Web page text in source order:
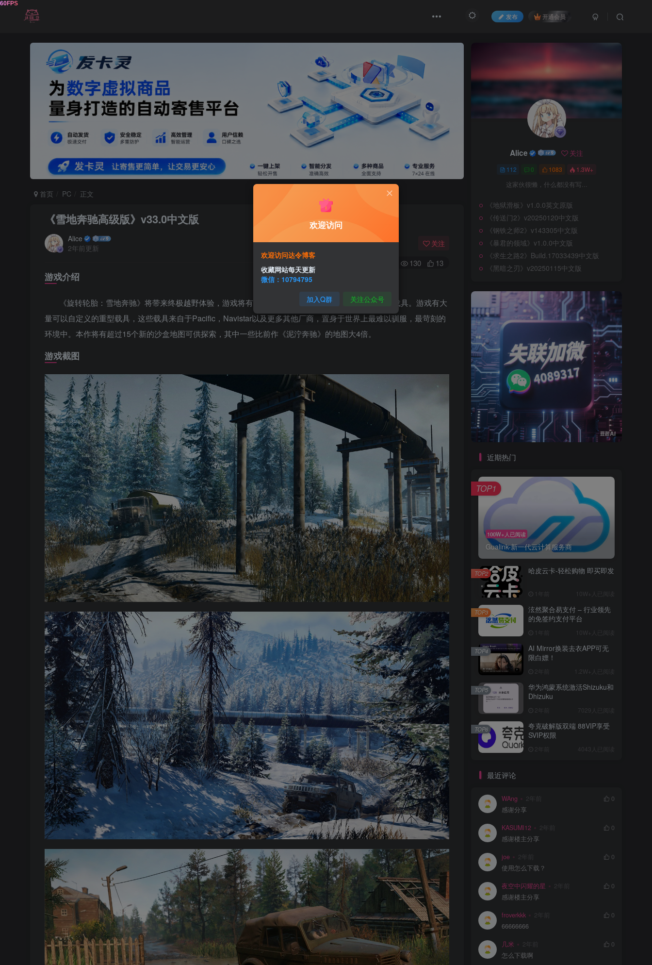
发布 开通会员
首页 PC 正文
《雪地奔驰高级版》v33.0中文版
Alice
2年前更新
关注
130 13
游戏介绍
《旋转轮胎：雪地奔驰》将带来终极越野体验，游戏将有更好的画面，高级模拟机制，大型地图和载具。游戏有大
量可以自定义的重型载具，这些载具来自于Pacific，Navistar以及更多其他厂商，置身于世界上最难以驯服，最苛刻的
环境中。本作将有超过15个新的沙盒地图可供探索，其中一些比前作《泥泞奔驰》的地图大4倍。
游戏截图
Alice 关注
112 0 1083 1.3W+
这家伙很懒，什么都没有写...
《地狱滑板》v1.0.0英文原版
《传送门2》v20250120中文版
《钢铁之师2》v143305中文版
《暴君的领域》v1.0.0中文版
《求生之路2》Build.17033439中文版
《黑暗之刃》v20250115中文版
近期热门
100W+人已阅读
Gualink-新一代云计算服务商
TOP1
哈皮云卡-轻松购物 即买即发
1年前 10W+人已阅读
TOP2
泫然聚合易支付 – 行业领先
的免签约支付平台
1年前 10W+人已阅读
TOP3
AI Mirror换装去衣APP可无
限白嫖！
2年前 1.2W+人已阅读
TOP4
华为鸿蒙系统激活Shizuku和
Dhizuku
2年前 7029人已阅读
TOP5
夸克破解版双端 88VIP享受
SVIP权限
2年前 4043人已阅读
TOP6
最近评论
WAng 2年前
0
感谢分享
KASUMI12 2年前
0
感谢楼主分享
joe 2年前
0
使用怎么下载？
夜空中闪耀的星 2年前
0
感谢楼主分享
froverkkk 2年前
0
66666666
几米 2年前
0
怎么下载啊
欢迎访问
欢迎访问达令博客
收藏网站每天更新
微信：10794795
加入Q群 关注公众号